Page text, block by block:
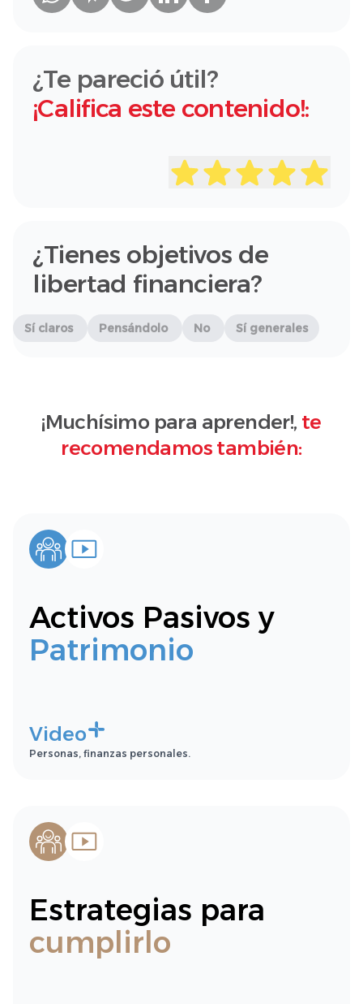
¿Te pareció útil?
¡Califica este contenido!:
¿Tienes objetivos de
libertad financiera?
Sí claros Pensándolo No Sí generales
¡Muchísimo para aprender!, te
recomendamos también:
Activos Pasivos y
Patrimonio
Video
Personas, finanzas personales.
Estrategias para
cumplirlo